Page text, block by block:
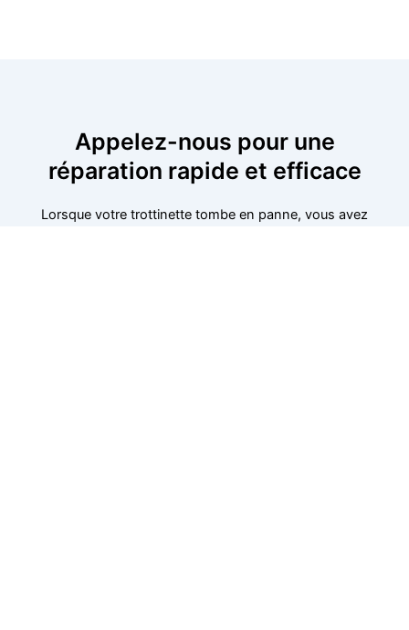
Appelez-nous pour une
réparation rapide et efficace
Lorsque votre trottinette tombe en panne, vous avez